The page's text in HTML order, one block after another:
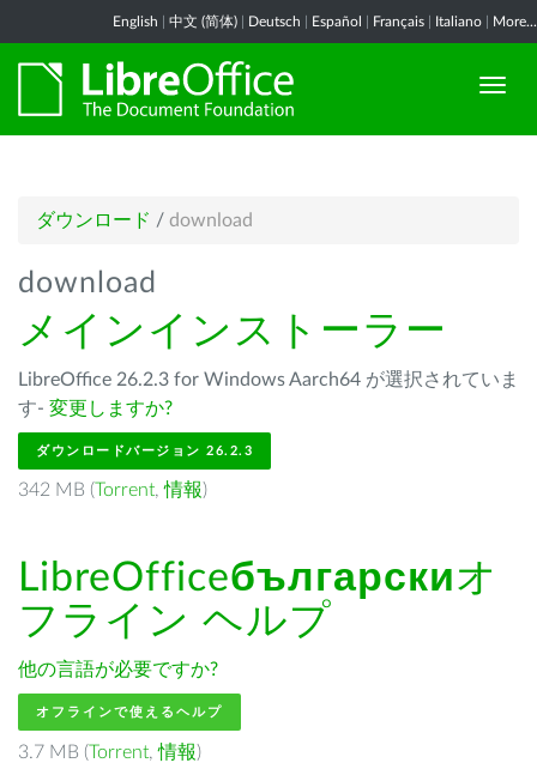
English 中文 (简体) Deutsch Español Français Italiano More...
ダウンロード / download
download
メインインストーラー
LibreOffice 26.2.3 for Windows Aarch64 が選択されていま
す- 変更しますか?
ダウンロードバージョン 26.2.3
342 MB (Torrent,情報)
LibreOfficeбългарскиオ
フライン ヘルプ
他の言語が必要ですか?
オフラインで使えるヘルプ
3.7 MB (Torrent,情報)